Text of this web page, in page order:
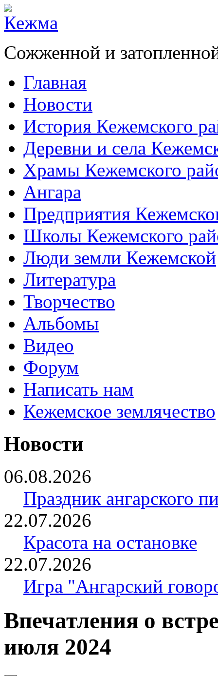
Сожженной и
Главная
Новости
История Кежемского
Деревни и села
Храмы Кежемского
Ангара
Предприятия
Школы Кежемского
Люди земли Кежемской
Литература
Творчество
Альбомы
Видео
Форум
Написать нам
Кежемское землячество
Новости
06.08.2026
Праздник ангарского
22.07.2026
Красота на остановке
22.07.2026
Игра "Ангарский
Впечатления о
июля 2024